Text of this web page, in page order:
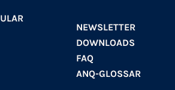
NEWSLETTER
DOWNLOADS
FAQ
ANQ-GLOSSAR